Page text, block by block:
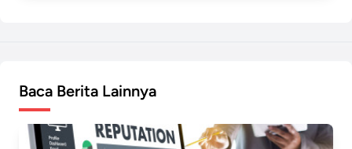
Baca Berita Lainnya